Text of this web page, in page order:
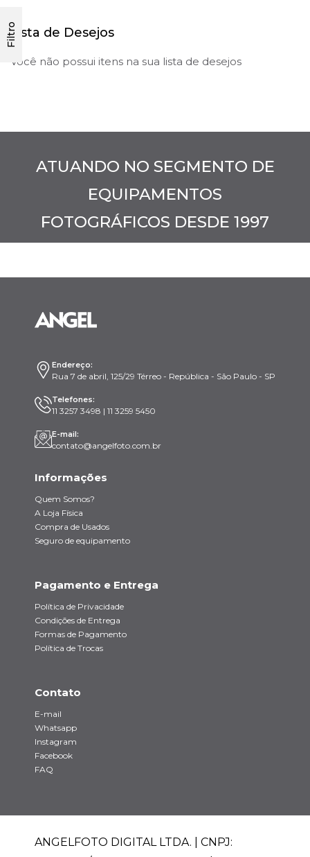
FiltroLista de Desejos
Você não possui itens na sua lista de desejos
ATUANDO NO SEGMENTO DE
EQUIPAMENTOS
FOTOGRÁFICOS DESDE 1997
Endereço:
Rua 7 de abril, 125/29 Térreo - República - São Paulo - SP
Telefones:
11 3257 3498 | 11 3259 5450
E-mail:
contato@angelfoto.com.br
Informações
Quem Somos?
A Loja Física
Compra de Usados
Seguro de equipamento
Pagamento e Entrega
Política de Privacidade
Condições de Entrega
Formas de Pagamento
Política de Trocas
Contato
E-mail
Whatsapp
Instagram
Facebook
FAQ
ANGELFOTO DIGITAL LTDA. | CNPJ: